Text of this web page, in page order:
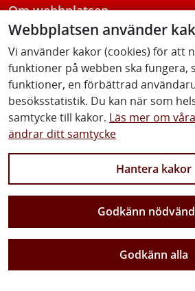
Webbplatsen använder
Vi använder kakor (cookies) för att
funktioner på webben ska fungera,
funktioner, en förbättrad
besöksstatistik. Du kan när som
samtycke till kakor. Läs mer om
ändrar ditt samtycke
Hantera kakor
Godkänn
Godkänn alla
Vi gör Sverige
Om webbplatsen
Tillgänglighetsredogörelse
Följ oss
Facebook Youtube